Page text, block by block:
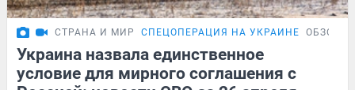
СТРАНА И МИР СПЕЦОПЕРАЦИЯ НА УКРАИНЕ ОБЗОР
Украина назвала единственное
условие для мирного соглашения с